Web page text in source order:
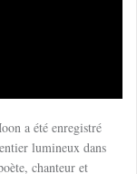
a été enregistré
lumineux dans
chanteur et